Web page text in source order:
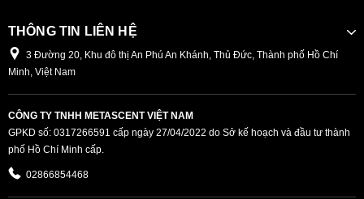
THÔNG TIN LIÊN HỆ
3 Đường 20, Khu đô thị An Phú An Khánh, Thủ Đức, Thành phố Hồ Chí
Minh, Việt Nam
CÔNG TY TNHH METASCENT VIỆT NAM
GPKD số: 0317266591 cấp ngày 27/04/2022 do Sở kế hoạch và đầu tư thành
phố Hồ Chí Minh cấp.
02866854468